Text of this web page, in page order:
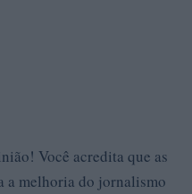
Você acredita que as
a melhoria do jornalismo